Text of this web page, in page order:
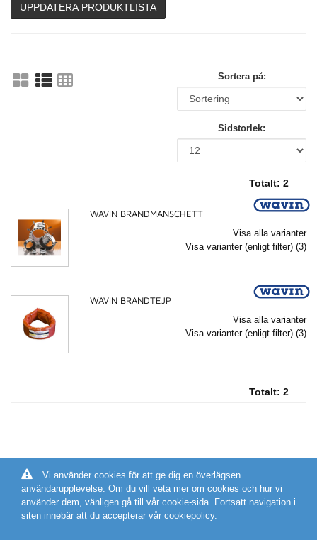
UPPDATERA PRODUKTLISTA
Sortera på:
Sidstorlek:
Totalt: 2
WAVIN BRANDMANSCHETT
Visa alla varianter
Visa varianter (enligt filter) (3)
WAVIN BRANDTEJP
Visa alla varianter
Visa varianter (enligt filter) (3)
Totalt: 2
Vi använder cookies för att ge dig en överlägsen
användarupplevelse. Om du vill veta mer om cookies och hur vi
använder dem, vänligen gå till vår cookie-sida. Fortsatt navigation i
siten innebär att du accepterar vår cookiepolicy.